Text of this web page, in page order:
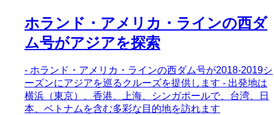
ホランド・アメリカ・ラインの西ダ
ム号がアジアを探索
- ホランド・アメリカ・ラインの西ダム号が2018-2019シ
ーズンにアジアを巡るクルーズを提供します - 出発地は
横浜（東京）、香港、上海、シンガポールで、台湾、日
本、ベトナムを含む多彩な目的地を訪れます